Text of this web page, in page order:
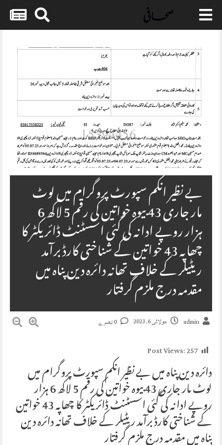
Skip
content
بے نظیر انکم سپورٹ پروگرام میں لوٹ
مار جاری 43 بیوہ خواتین کی رقم 5 لاکھ 6
ہزار روپے ادا نہ کی گئی اسسٹنٹ ڈائریکٹر کا
چھاپہ 43 خواتین کے شناختی کارڈ برآمد
ریٹیلر کے خلاف تھانہ دائرہ دین پناہ میں
مقدمہ درج ملزم گرفتار
admin جولائی 6, 2023
Post Views:257
دائرہ دین پناہ میں بے نظیر انکم سپورٹ پروگرام میں
لوٹ مار جاری 43 بیوہ خواتین کی رقم 5 لاکھ 6 ہزارروپے ادا نہ کی گئی اسسٹنٹ ڈائریکٹر کا چھاپہ 43 خواتین
کے شناختی کارڈ برآمد ریٹیلر کے خلاف تھانہ دائرہ دین